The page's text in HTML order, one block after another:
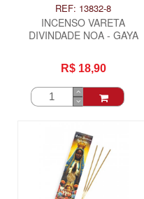
REF: 13832-8
INCENSO VARETA
DIVINDADE NOA - GAYA
R$ 18,90